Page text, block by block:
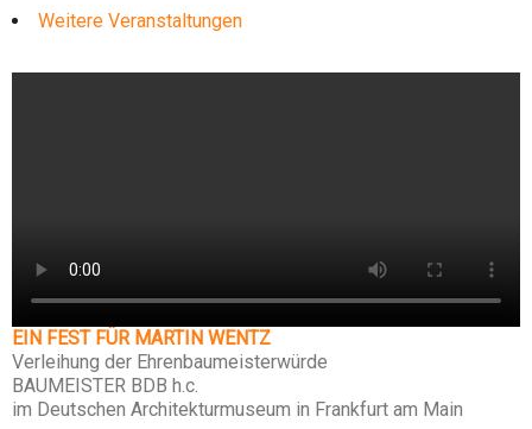
Weitere Veranstaltungen
EIN FEST FÜR MARTIN WENTZ
Verleihung der Ehrenbaumeisterwürde
BAUMEISTER BDB h.c.
im Deutschen Architekturmuseum in Frankfurt am Main